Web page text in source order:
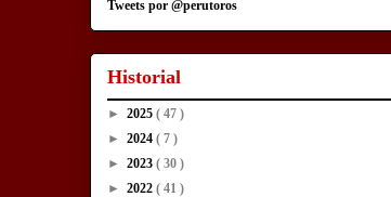
Tweets por @perutoros
Historial
► 2025 ( 47 )
► 2024 ( 7 )
► 2023 ( 30 )
► 2022 ( 41 )